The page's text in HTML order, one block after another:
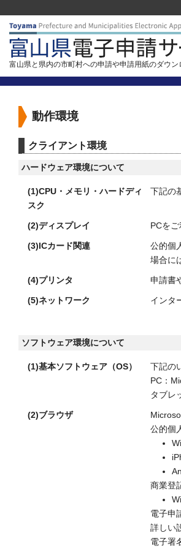
富山県と県内の市町村への申請や申請用紙のダウン
動作環境
クライアント環境
ハードウェア環境について
(1)CPU・メモリ・ハードディ
スク
下記の
(2)ディスプレイ PCを
(3)ICカード関連
公的個
場合に
(4)プリンタ 申請書
(5)ネットワーク インタ
ソフトウェア環境について
(1)基本ソフトウェア（OS）
下記の
PC：
タブレ
(2)ブラウザ
公的個
商業登
電子申
詳しい
電子署